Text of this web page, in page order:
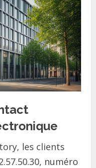
les clients
numéro